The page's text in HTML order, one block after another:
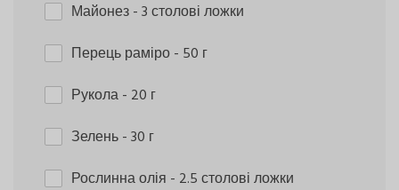
Майонез- 3 столові ложки
Перець раміро- 50 г
Рукола- 20 г
Зелень- 30 г
Рослинна олія - 2.5 столові ложки